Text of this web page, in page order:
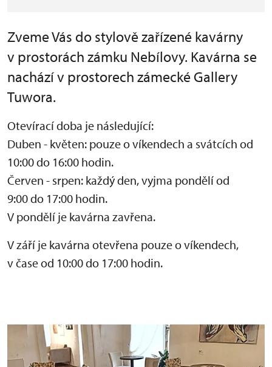
Zveme Vás do stylově zařízené kavárny
v prostorách zámku Nebílovy. Kavárna se
nachází v prostorech zámecké Gallery
Tuwora.
Otevírací doba je následující:
Duben - květen: pouze o víkendech a svátcích od
10:00 do 16:00 hodin.
Červen - srpen: každý den, vyjma pondělí od
9:00 do 17:00 hodin.
V pondělí je kavárna zavřena.
V září je kavárna otevřena pouze o víkendech,
v čase od 10:00 do 17:00 hodin.